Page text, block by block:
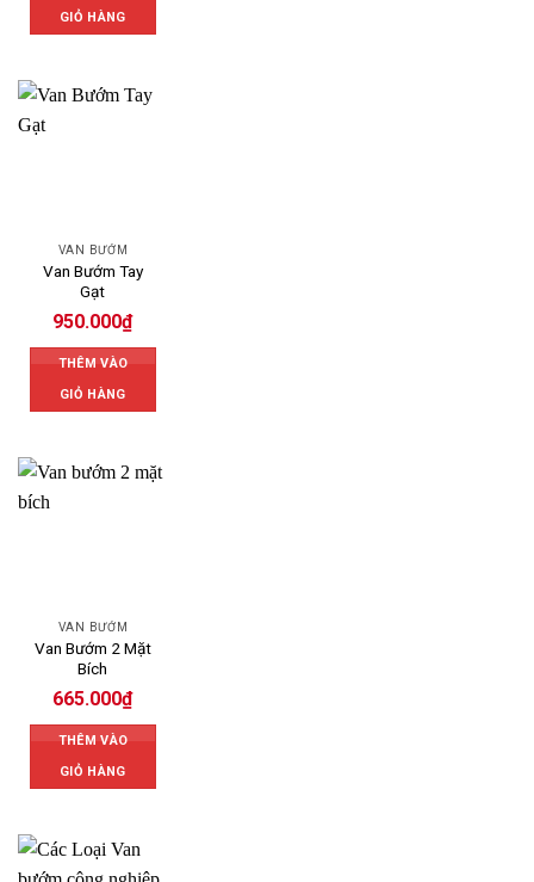
GIỎ HÀNG
VAN BƯỚM
Van Bướm Tay
Gạt
950.000₫
THÊM VÀO
GIỎ HÀNG
VAN BƯỚM
Van Bướm 2 Mặt
Bích
665.000₫
THÊM VÀO
GIỎ HÀNG